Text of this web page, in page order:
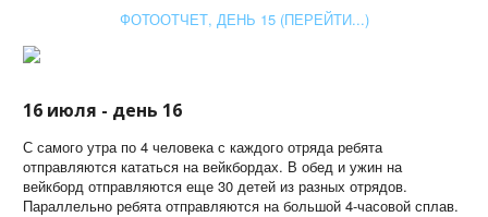
ФОТООТЧЕТ, ДЕНЬ 15 (ПЕРЕЙТИ...)
16 июля - день 16
С самого утра по 4 человека с каждого отряда ребята
отправляются кататься на вейкбордах. В обед и ужин на
вейкборд отправляются еще 30 детей из разных отрядов.
Параллельно ребята отправляются на большой 4-часовой сплав.